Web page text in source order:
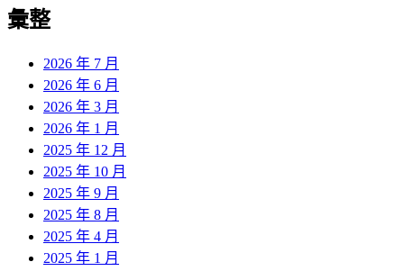
彙整
2026 年 7 月
2026 年 6 月
2026 年 3 月
2026 年 1 月
2025 年 12 月
2025 年 10 月
2025 年 9 月
2025 年 8 月
2025 年 4 月
2025 年 1 月